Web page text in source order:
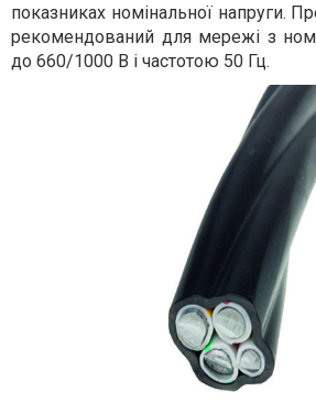
показниках номінальної напруги.
рекомендований для мережі з
до 660/1000 В і частотою 50 Гц.